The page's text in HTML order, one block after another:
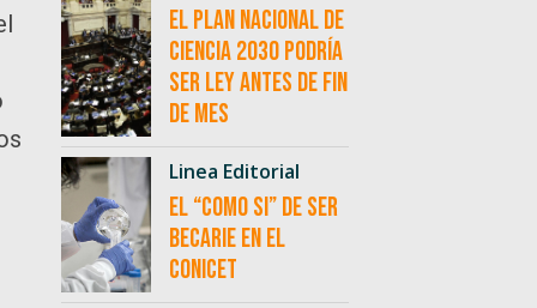
El Plan Nacional de
Ciencia 2030 podría
ser ley antes de fin
de mes
Linea Editorial
El “como si” de ser
becarie en el
CONICET